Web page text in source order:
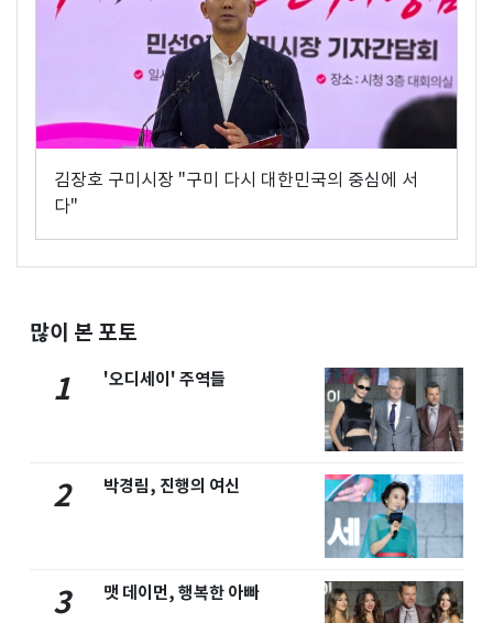
김장호 구미시장 "구미 다시 대한민국의 중심에 서
다"
많이 본 포토
1 '오디세이' 주역들
2 박경림, 진행의 여신
3 맷 데이먼, 행복한 아빠